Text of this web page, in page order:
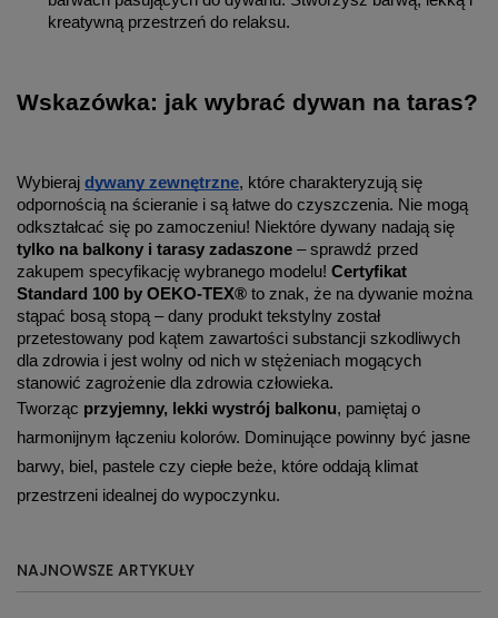
kreatywną przestrzeń do relaksu.
Wskazówka: jak wybrać dywan na taras?
Wybieraj dywany zewnętrzne, które charakteryzują się
odpornością na ścieranie i są łatwe do czyszczenia. Nie mogą
odkształcać się po zamoczeniu! Niektóre dywany nadają się
tylko na balkony i tarasy zadaszone – sprawdź przed
zakupem specyfikację wybranego modelu! Certyfikat
Standard 100 by OEKO-TEX® to znak, że na dywanie można
stąpać bosą stopą – dany produkt tekstylny został
przetestowany pod kątem zawartości substancji szkodliwych
dla zdrowia i jest wolny od nich w stężeniach mogących
stanowić zagrożenie dla zdrowia człowieka.
Tworząc przyjemny, lekki wystrój balkonu, pamiętaj o
harmonijnym łączeniu kolorów. Dominujące powinny być jasne
barwy, biel, pastele czy ciepłe beże, które oddają klimat
przestrzeni idealnej do wypoczynku.
NAJNOWSZE ARTYKUŁY